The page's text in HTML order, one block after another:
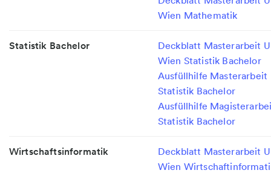
Wien Mathematik
Statistik Bachelor
Deckblatt Masterarbeit
Wien Statistik Bachelor
Ausfüllhilfe Masterarbeit
Statistik Bachelor
Ausfüllhilfe
Statistik Bachelor
Wirtschaftsinformatik
Deckblatt Masterarbeit
Wien